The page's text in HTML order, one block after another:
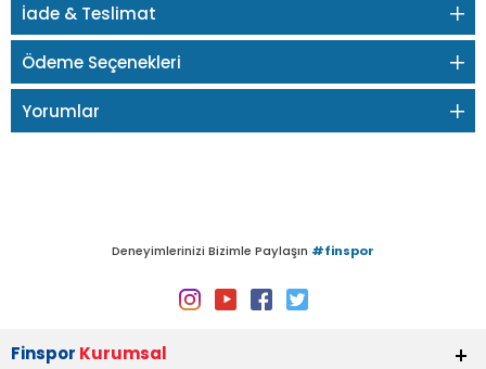
İade & Teslimat
Ödeme Seçenekleri
Yorumlar
Deneyimlerinizi Bizimle Paylaşın #finspor
Finspor Kurumsal